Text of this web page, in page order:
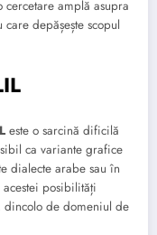
amplă asupra
depășește scopul
este o sarcină dificilă
ca variante grafice
dialecte arabe sau în
posibilități
dincolo de domeniul de